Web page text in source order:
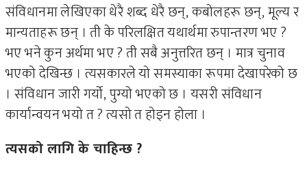
संविधानमा लेखिएका धेरै शब्द धेरै छन्, कबोलहरू छन्, मूल्य र
मान्यताहरू छन् । ती के परिलक्षित यथार्थमा रुपान्तरण भए ?
भए भने कुन अर्थमा भए ? ती सबै अनुत्तरित छन् । मात्र चुनाव
भएको देखिन्छ । त्यसकारले यो समस्याका रूपमा देखापरेको छ
। संविधान जारी गर्यो, पुग्यो भएको छ । यसरी संविधान
कार्यान्वयन भयो त ? त्यसो त होइन होला ।
त्यसको लागि के चाहिन्छ ?